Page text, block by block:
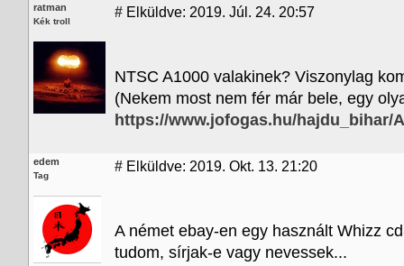
ratman
Kék troll
# Elküldve: 2019. Júl. 24. 20:57
NTSC A1000 valakinek? Viszonylag
(Nekem most nem fér már bele, egy
https://www.jofogas.hu/hajdu_bihar/
edem
Tag
# Elküldve: 2019. Okt. 13. 21:20
A német ebay-en egy használt Whizz
tudom, sírjak-e vagy nevessek...